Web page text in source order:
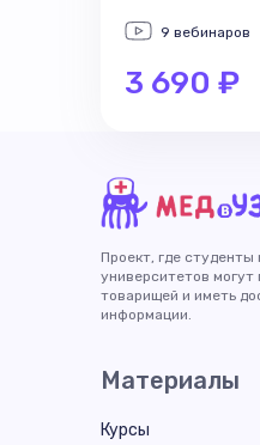
9 вебинаров
3 690 ₽
Проект, где студенты
университетов
товарищей и иметь
информации.
Материалы
Курсы